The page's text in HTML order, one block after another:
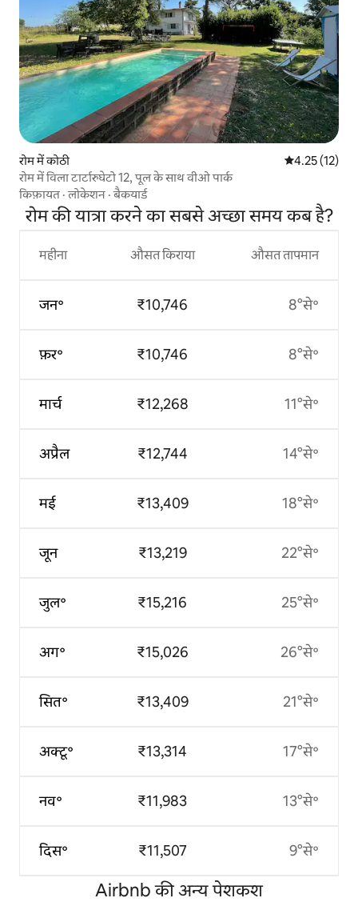
रोम में कोठी औसत रेटिंग 5 में
4.25 (12)
रोम में विला टार्टारुघेटो 12, पूल के साथ वीओ पार्क
किफ़ायत ·लोकेशन ·बैकयार्ड
रोम की यात्रा करने का सबसे अच्छा समय कब है?
महीना
जन॰
फ़र॰
मार्च
अप्रैल
मई
जून
जुल॰
अग॰
सित॰
अक्टू॰
नव॰
दिस॰
औसत किराया
₹10,746
₹10,746
₹12,268
₹12,744
₹13,409
₹13,219
₹15,216
₹15,026
₹13,409
₹13,314
₹11,983
₹11,507
औसत तापमान
8°से॰
8°से॰
11°से॰
14°से॰
18°से॰
22°से॰
25°से॰
26°से॰
21°से॰
17°से॰
13°से॰
9°से॰
Airbnb की अन्य पेशकश